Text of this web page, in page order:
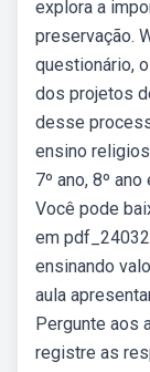
explora a
preservação.
questionário,
dos projetos
desse
ensino
7º ano, 8º
Você pode
em
ensinando
aula
Pergunte aos
registre as